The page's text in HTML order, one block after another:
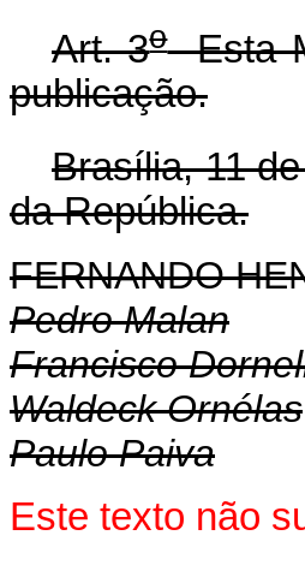
Art. 3oEsta
publicação.
Brasília, 11
da República.
FERNANDO
Pedro Malan
Francisco
Waldeck Ornélas
Paulo Paiva
Este texto não